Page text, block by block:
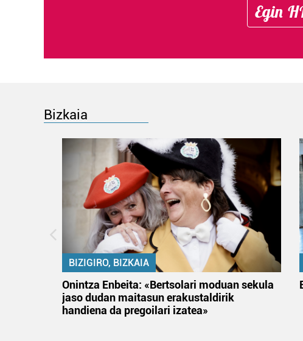
Egin
Bizkaia
BIZIGIRO, BIZKAIA
Onintza Enbeita: «Bertsolari moduan sekula
jaso dudan maitasun erakustaldirik
handiena da pregoilari izatea»